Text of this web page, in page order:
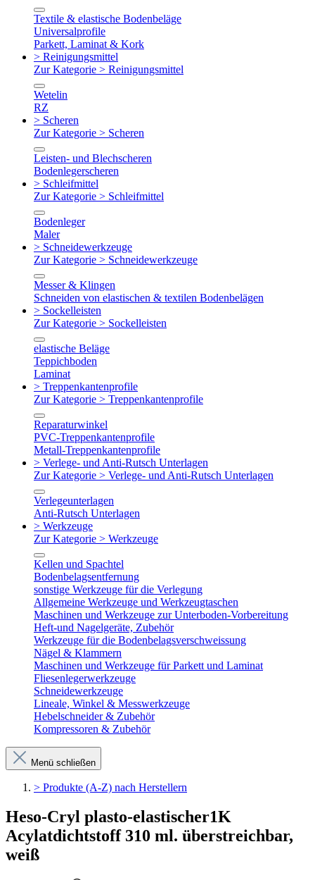
Textile & elastische Bodenbeläge
Universalprofile
Parkett, Laminat & Kork
> Reinigungsmittel
Zur Kategorie > Reinigungsmittel
Wetelin
RZ
> Scheren
Zur Kategorie > Scheren
Leisten- und Blechscheren
Bodenlegerscheren
> Schleifmittel
Zur Kategorie > Schleifmittel
Bodenleger
Maler
> Schneidewerkzeuge
Zur Kategorie > Schneidewerkzeuge
Messer & Klingen
Schneiden von elastischen & textilen Bodenbelägen
> Sockelleisten
Zur Kategorie > Sockelleisten
elastische Beläge
Teppichboden
Laminat
> Treppenkantenprofile
Zur Kategorie > Treppenkantenprofile
Reparaturwinkel
PVC-Treppenkantenprofile
Metall-Treppenkantenprofile
> Verlege- und Anti-Rutsch Unterlagen
Zur Kategorie > Verlege- und Anti-Rutsch Unterlagen
Verlegeunterlagen
Anti-Rutsch Unterlagen
> Werkzeuge
Zur Kategorie > Werkzeuge
Kellen und Spachtel
Bodenbelagsentfernung
sonstige Werkzeuge für die Verlegung
Allgemeine Werkzeuge und Werkzeugtaschen
Maschinen und Werkzeuge zur Unterboden-Vorbereitung
Heft-und Nagelgeräte, Zubehör
Werkzeuge für die Bodenbelagsverschweissung
Nägel & Klammern
Maschinen und Werkzeuge für Parkett und Laminat
Fliesenlegerwerkzeuge
Schneidewerkzeuge
Lineale, Winkel & Messwerkzeuge
Hebelschneider & Zubehör
Kompressoren & Zubehör
Menü schließen
> Produkte (A-Z) nach Herstellern
Heso-Cryl plasto-elastischer1K
Acylatdichtstoff 310 ml. überstreichbar,
weiß